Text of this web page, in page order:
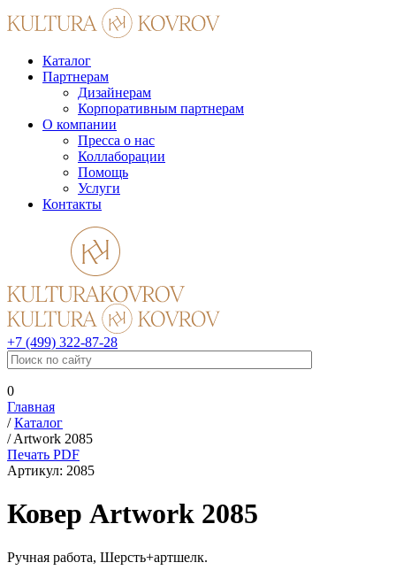
Каталог
Партнерам
Дизайнерам
Корпоративным партнерам
О компании
Пресса о нас
Коллаборации
Помощь
Услуги
Контакты
+7 (499) 322-87-28
0
Главная
/Каталог
/Artwork 2085
Печать PDF
Артикул: 2085
Ковер Artwork 2085
Ручная работа, Шерсть+артшелк.